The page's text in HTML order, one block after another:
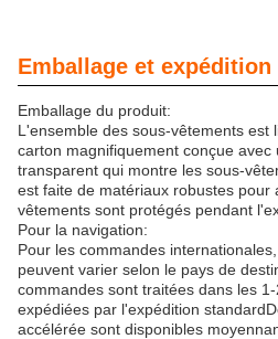
Emballage et expédition
Emballage du produit:
L'ensemble des sous-vêtements est
carton magnifiquement conçue
transparent qui montre les sous-
est faite de matériaux robustes pour
vêtements sont protégés pendant
Pour la navigation:
Pour les commandes
peuvent varier selon le pays de
commandes sont traitées dans les
expédiées par l'expédition
accélérée sont disponibles